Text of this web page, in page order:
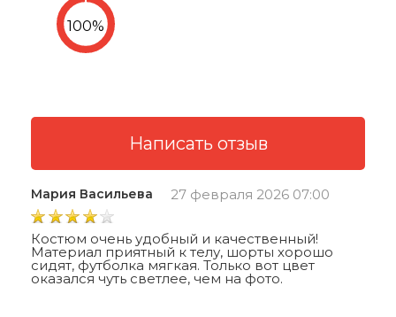
Мария Васильева 27 февраля 2026 07:00
Костюм очень удобный и качественный!
Материал приятный к телу, шорты хорошо
сидят, футболка мягкая. Только вот цвет
оказался чуть светлее, чем на фото.